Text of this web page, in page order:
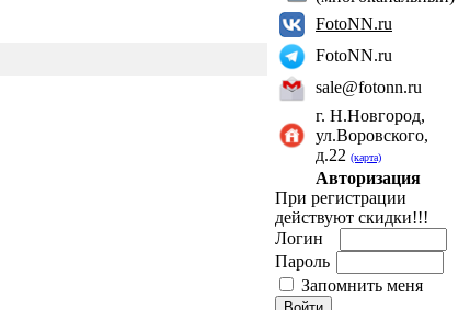
FotoNN.ru
FotoNN.ru
sale@fotonn.ru
г. Н.Новгород,
ул.Воровского,
д.22 (карта)
Авторизация
При регистрации
действуют скидки!!!
Логин
Пароль
Запомнить меня